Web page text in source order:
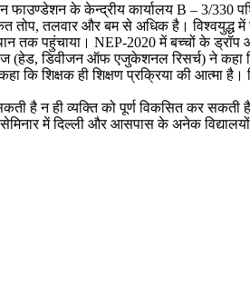
के केन्द्रीय कार्यालय B – 3/330
तोप, तलवार और बम से अधिक है। विश्वयुद्ध
तक पहुंचाया। NEP-2020 में बच्चों के
(हेड, डिवीजन ऑफ एजुकेशनल रिसर्च) ने
कि शिक्षक ही शिक्षण प्रक्रिया की आत्मा
है न ही व्यक्ति को पूर्ण विकसित कर
में दिल्ली और आसपास के अनेक